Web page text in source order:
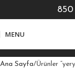
850
MENU
Ana Sayfa Ürünler